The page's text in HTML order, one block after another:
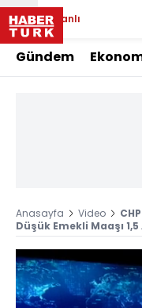
Canlı
Gündem
Anasayfa Video
Düşük Emekli Maaşı